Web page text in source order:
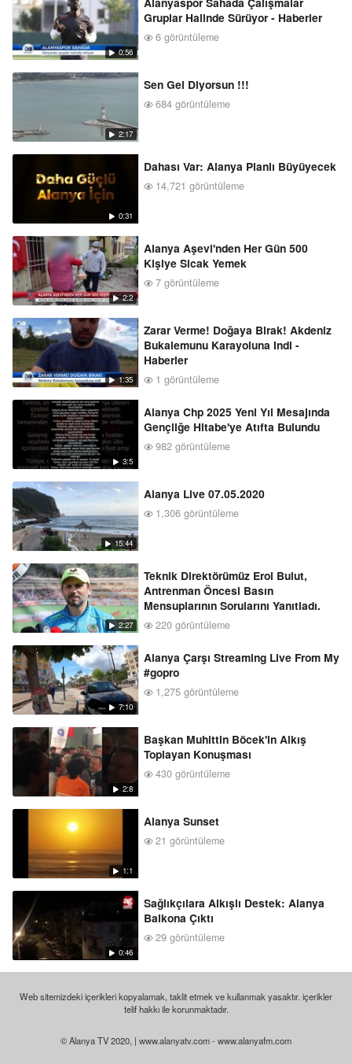
0:56
Gruplar Halinde Sürüyor - Haberler
6 görüntüleme
2:17
Sen Gel Diyorsun !!!
684 görüntüleme
0:31
Dahası Var: Alanya Planlı Büyüyecek
14,721 görüntüleme
2:2
Alanya Aşevi'nden Her Gün 500
Kişiye Sicak Yemek
7 görüntüleme
1:35
Zarar Verme! Doğaya Birak! Akdeniz
Bukalemunu Karayoluna Indi -
Haberler
1 görüntüleme
3:5
Alanya Chp 2025 Yeni Yıl Mesajında
Gençliğe Hitabe'ye Atıfta Bulundu
982 görüntüleme
15:44
Alanya Live 07.05.2020
1,306 görüntüleme
2:27
Teknik Direktörümüz Erol Bulut,
Antrenman Öncesi Basın
Mensuplarının Sorularını Yanıtladı.
220 görüntüleme
7:10
Alanya Çarşı Streaming Live From My
#gopro
1,275 görüntüleme
2:8
Başkan Muhittin Böcek'in Alkış
Toplayan Konuşması
430 görüntüleme
1:1
Alanya Sunset
21 görüntüleme
0:46
Sağlıkçılara Alkışlı Destek: Alanya
Balkona Çıktı
29 görüntüleme
Web sitemizdeki içerikleri kopyalamak, taklit etmek ve kullanmak yasaktır. içerikler
telif hakkı ile korunmaktadır.
© Alanya TV 2020, | www.alanyatv.com - www.alanyafm.com